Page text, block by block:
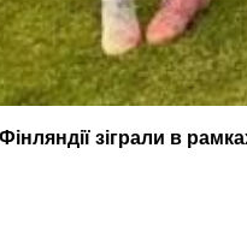
зіграли в